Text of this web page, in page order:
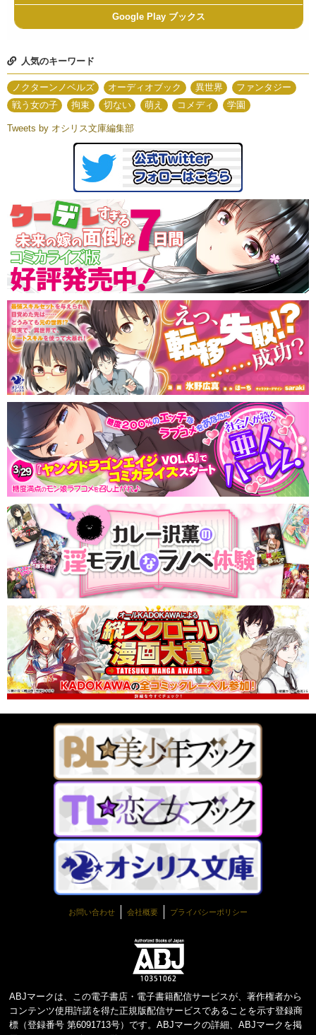
Google Play ブックス
人気のキーワード
ノクターンノベルズ オーディオブック 異世界
ファンタジー
戦う女の子
拘束 切ない 萌え コメディ 学園
Tweets by オシリス文庫編集部
お問い合わせ 会社概要 プライバシーポリシー
ABJマークは、この電子書店・電子書籍配信サービスが、著作権者から
コンテンツ使用許諾を得た正規版配信サービスであることを示す登録商
標（登録番号 第6091713号）です。ABJマークの詳細、ABJマークを掲